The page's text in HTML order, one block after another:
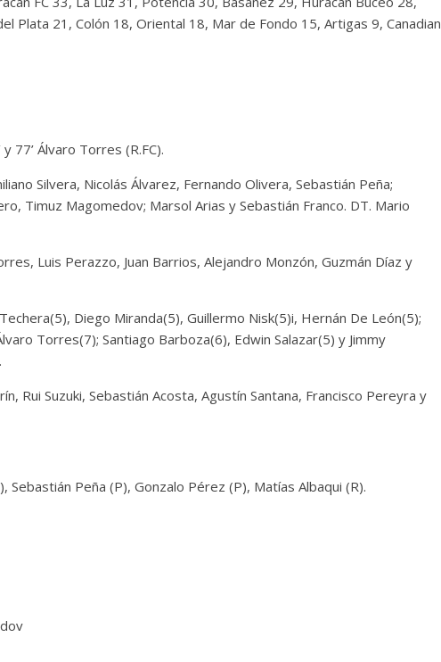
Plata 21, Colón 18, Oriental 18, Mar de Fondo 15, Artigas 9, Canadian
y 77’ Álvaro Torres (R.FC).
Silvera, Nicolás Álvarez, Fernando Olivera, Sebastián Peña;
Timuz Magomedov; Marsol Arias y Sebastián Franco. DT. Mario
Luis Perazzo, Juan Barrios, Alejandro Monzón, Guzmán Díaz y
Diego Miranda(5), Guillermo Nisk(5)i, Hernán De León(5);
Torres(7); Santiago Barboza(6), Edwin Salazar(5) y Jimmy
Rui Suzuki, Sebastián Acosta, Agustín Santana, Francisco Pereyra y
Sebastián Peña (P), Gonzalo Pérez (P), Matías Albaqui (R).